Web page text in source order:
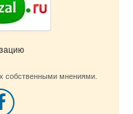
собственными мнениями.